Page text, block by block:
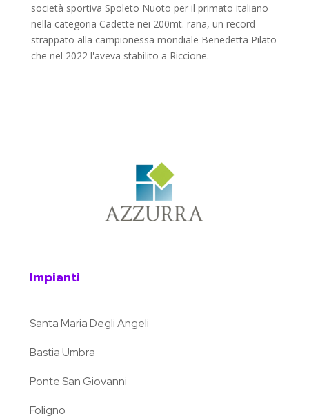
società sportiva Spoleto Nuoto per il primato italiano
nella categoria Cadette nei 200mt. rana, un record
strappato alla campionessa mondiale Benedetta Pilato
che nel 2022 l'aveva stabilito a Riccione.
Impianti
Santa Maria Degli Angeli
Bastia Umbra
Ponte San Giovanni
Foligno